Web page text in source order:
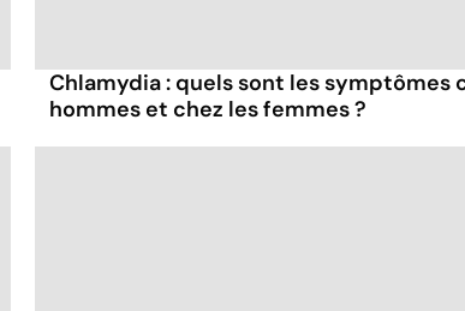
Chlamydia : quels sont les symptômes
hommes et chez les femmes ?